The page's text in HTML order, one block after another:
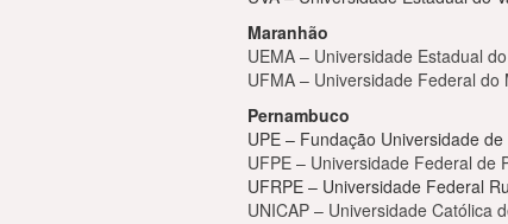
Maranhão
UEMA – Universidade Estadual
UFMA – Universidade Federal do
Pernambuco
UPE – Fundação Universidade
UFPE – Universidade Federal de
UFRPE – Universidade Federal
UNICAP – Universidade Católica